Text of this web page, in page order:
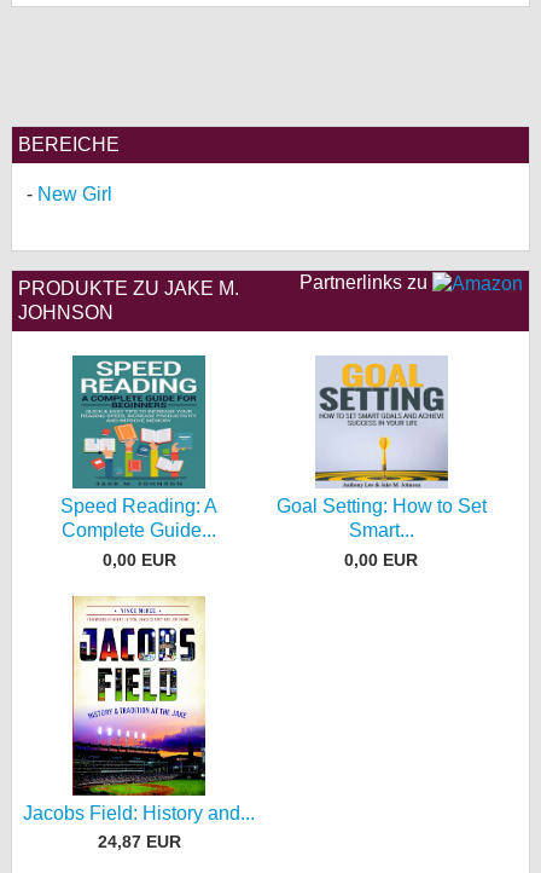
BEREICHE
New Girl
Partnerlinks zu
PRODUKTE ZU JAKE M.
JOHNSON
Speed Reading: A
Complete Guide...
0,00 EUR
Goal Setting: How to Set
Smart...
0,00 EUR
Jacobs Field: History and...
24,87 EUR